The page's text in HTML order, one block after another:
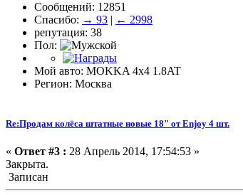
Сообщений: 12851
Спасибо: → 93 | ← 2998
репутация: 38
Пол:
Мой авто: MOKKA 4x4 1.8AT
Регион: Москва
Re:Продам колёса штатные новые 18" от Enjoy 4 шт.
« Ответ #3 : 28 Апрель 2014, 17:54:53 »
Закрыта.
Записан